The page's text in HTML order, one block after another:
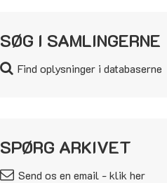
SØG I SAMLINGERNE
Find oplysninger i databaserne
SPØRG ARKIVET
Send os en email - klik her